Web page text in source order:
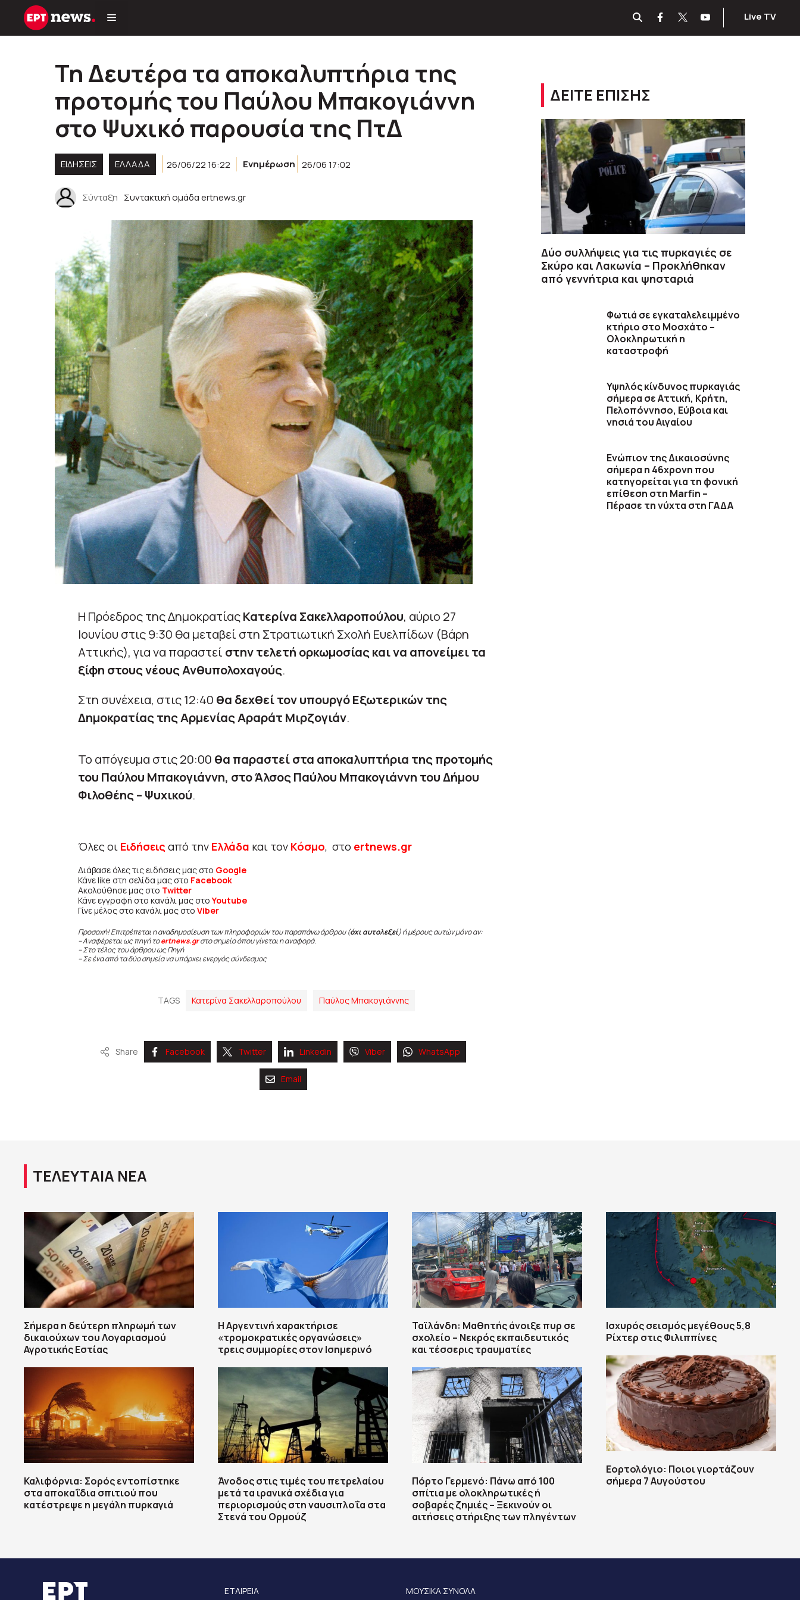
Μετάβαση
Live TV
Τη Δευτέρα τα αποκαλυπτήρια της
προτομής του Παύλου Μπακογιάννη
στο Ψυχικό παρουσία της ΠτΔ
ΕΙΔΗΣΕΙΣ ΕΛΛΑΔΑ 26/06/22 16:22 Ενημέρωση 26/06 17:02
Σύνταξη Συντακτική ομάδα ertnews.gr
Η Πρόεδρος της ΔημοκρατίαςΚατερίνα Σακελλαροπούλου, αύριο 27
Ιουνίου στις 9:30 θα μεταβεί στη Στρατιωτική Σχολή Ευελπίδων (Βάρη
Αττικής), για να παραστεί στην τελετή ορκωμοσίας και να απονείμει τα
ξίφη στους νέους Ανθυπολοχαγούς.
Στη συνέχεια, στις 12:40 θα δεχθεί τον υπουργό Εξωτερικών της
Δημοκρατίας της Αρμενίας Αραράτ Μιρζογιάν.
Το απόγευμα στις 20:00 θα παραστεί στα αποκαλυπτήρια της προτομής
του Παύλου Μπακογιάννη, στο Άλσος Παύλου Μπακογιάννη του Δήμου
Φιλοθέης – Ψυχικού.
Όλες οι Ειδήσεις από την Ελλάδα και τον Κόσμο, στο ertnews.gr
Διάβασε όλες τις ειδήσεις μας στο Google
Κάνε like στη σελίδα μας στο Facebook
Ακολούθησε μας στο Twitter
Κάνε εγγραφή στο κανάλι μας στοYoutube
Γίνε μέλος στο κανάλι μας στο Viber
Προσοχή! Επιτρέπεται η αναδημοσίευση των πληροφοριών του παραπάνω άρθρου (όχι αυτολεξεί) ή μέρους αυτών μόνο αν:
– Αναφέρεται ως πηγή τοertnews.gr στο σημείο όπου γίνεται η αναφορά.
– Στο τέλος του άρθρου ως Πηγή
– Σε ένα από τα δύο σημεία να υπάρχει ενεργός σύνδεσμος
TAGS Κατερίνα Σακελλαροπούλου Παύλος Μπακογιάννης
Share Facebook Twitter Linkedin Viber WhatsApp
Email
ΔΕΙΤΕ ΕΠΙΣΗΣ
Δύο συλλήψεις για τις πυρκαγιές σε
Σκύρο και Λακωνία – Προκλήθηκαν
από γεννήτρια και ψησταριά
Φωτιά σε εγκαταλελειμμένο
κτήριο στο Μοσχάτο –
Ολοκληρωτική η
καταστροφή
Υψηλός κίνδυνος πυρκαγιάς
σήμερα σε Αττική, Κρήτη,
Πελοπόννησο, Εύβοια και
νησιά του Αιγαίου
Ενώπιον της Δικαιοσύνης
σήμερα η 46χρονη που
κατηγορείται για τη φονική
επίθεση στη Marfin –
Πέρασε τη νύχτα στη ΓΑΔΑ
ΤΕΛΕΥΤΑΙΑ ΝΕΑ
Σήμερα η δεύτερη πληρωμή των
δικαιούχων του Λογαριασμού
Αγροτικής Εστίας
Καλιφόρνια: Σορός εντοπίστηκε
στα αποκαΐδια σπιτιού που
κατέστρεψε η μεγάλη πυρκαγιά
Η Αργεντινή χαρακτήρισε
«τρομοκρατικές οργανώσεις»
τρεις συμμορίες στον Ισημερινό
Άνοδος στις τιμές του πετρελαίου
μετά τα ιρανικά σχέδια για
περιορισμούς στη ναυσιπλοΐα στα
Στενά του Ορμούζ
Ταϊλάνδη: Μαθητής άνοιξε πυρ σε
σχολείο – Νεκρός εκπαιδευτικός
και τέσσερις τραυματίες
Πόρτο Γερμενό: Πάνω από 100
σπίτια με ολοκληρωτικές ή
σοβαρές ζημιές – Ξεκινούν οι
αιτήσεις στήριξης των πληγέντων
Ισχυρός σεισμός μεγέθους 5,8
Ρίχτερ στις Φιλιππίνες
Εορτολόγιο: Ποιοι γιορτάζουν
σήμερα 7 Αυγούστου
ΕΤΑΙΡΕΙΑ ΜΟΥΣΙΚΑ ΣΥΝΟΛΑ